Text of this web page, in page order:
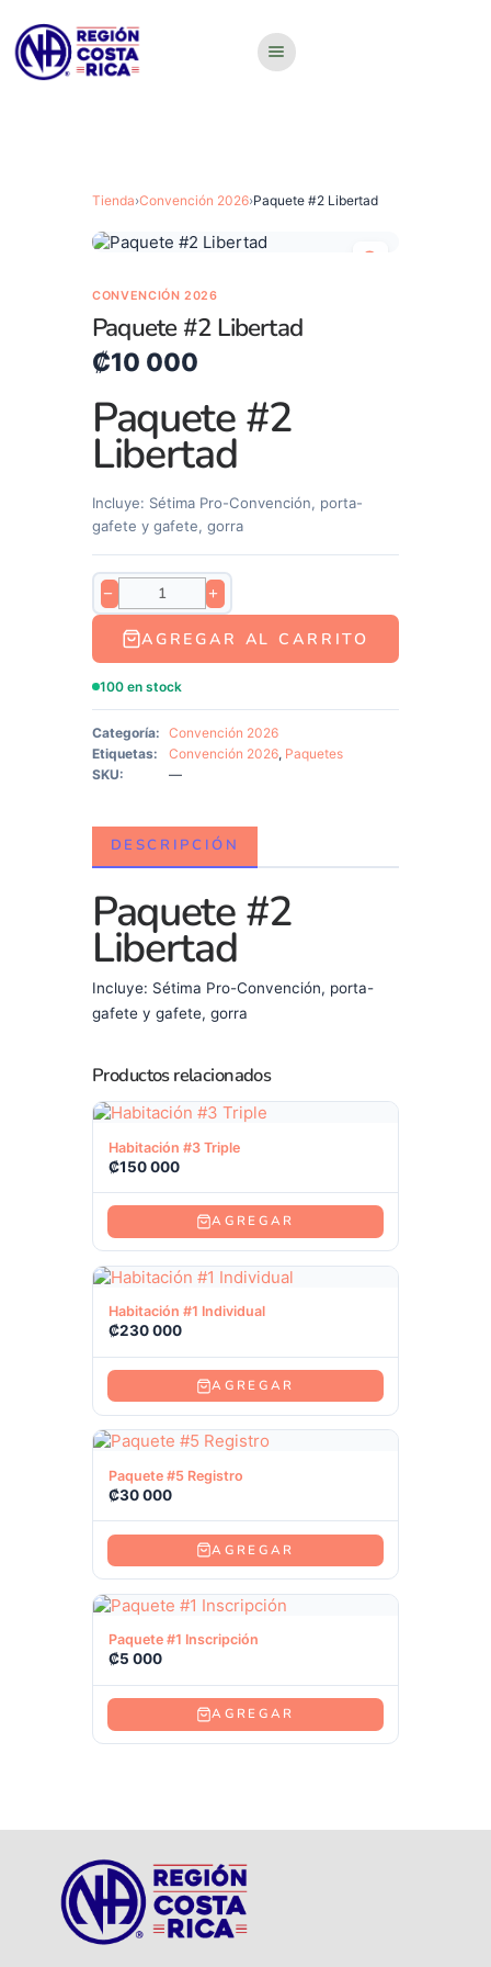
Tienda›Convención 2026›Paquete #2 Libertad
CONVENCIÓN 2026
Paquete #2 Libertad
₡10 000
Paquete #2
Libertad
Incluye: Sétima Pro-Convención, porta-
gafete y gafete, gorra
− +
AGREGAR AL CARRITO
100 en stock
Categoría: Convención 2026
Etiquetas:
Convención 2026, Paquetes
SKU:
—
DESCRIPCIÓN
Paquete #2
Libertad
Incluye: Sétima Pro-Convención, porta-
gafete y gafete, gorra
Productos relacionados
Ver producto
Habitación #3 Triple
₡150 000
AGREGAR
Ver producto
Habitación #1 Individual
₡230 000
AGREGAR
Ver producto
Paquete #5 Registro
₡30 000
AGREGAR
Ver producto
Paquete #1 Inscripción
₡5 000
AGREGAR